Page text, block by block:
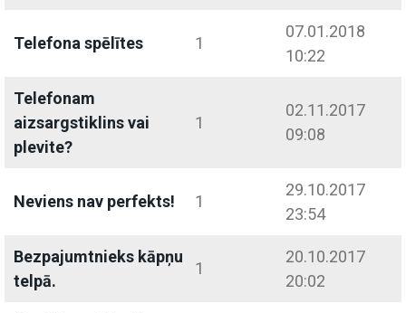
Telefona spēlītes 1
07.01.2018
10:22
Telefonam
aizsargstiklins vai
plevite?
1
02.11.2017
09:08
Neviens nav perfekts! 1
29.10.2017
23:54
Bezpajumtnieks kāpņu
telpā.
1
20.10.2017
20:02